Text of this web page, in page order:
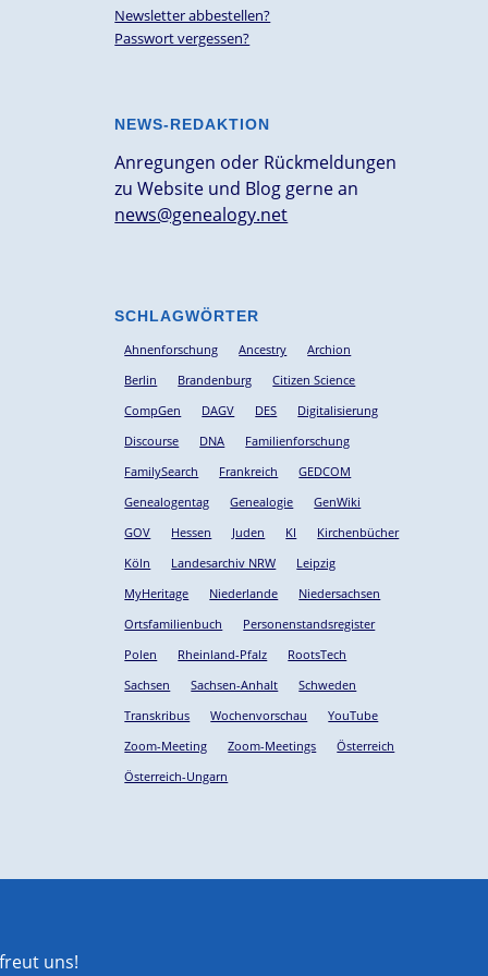
Newsletter abbestellen?
Passwort vergessen?
NEWS-REDAKTION
Anregungen oder Rückmeldungen
zu Website und Blog gerne an
news@genealogy.net
SCHLAGWÖRTER
Ahnenforschung Ancestry
Archion
Berlin
Brandenburg
Citizen Science
CompGen
DAGV DES
Digitalisierung
Discourse
DNA
Familienforschung
FamilySearch
Frankreich
GEDCOM
Genealogentag
Genealogie
GenWiki
GOV
Hessen Juden KI
Kirchenbücher
Köln
Landesarchiv NRW
Leipzig
MyHeritage
Niederlande
Niedersachsen
Ortsfamilienbuch
Personenstandsregister
Polen
Rheinland-Pfalz
RootsTech
Sachsen
Sachsen-Anhalt
Schweden
Transkribus
Wochenvorschau
YouTube
Zoom-Meeting
Zoom-Meetings
Österreich
Österreich-Ungarn
uns!